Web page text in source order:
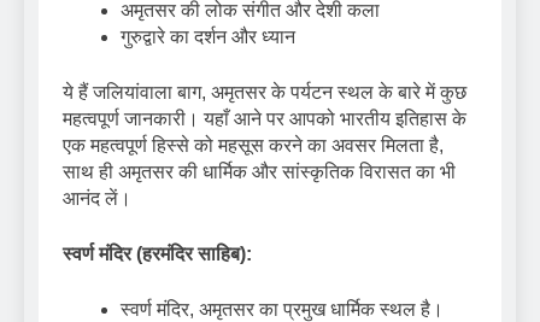
अमृतसर की लोक संगीत और देशी कला
गुरुद्वारे का दर्शन और ध्यान
ये हैं जलियांवाला बाग, अमृतसर के पर्यटन स्थल के बारे में कुछ
महत्वपूर्ण जानकारी। यहाँ आने पर आपको भारतीय इतिहास के
एक महत्वपूर्ण हिस्से को महसूस करने का अवसर मिलता है,
साथ ही अमृतसर की धार्मिक और सांस्कृतिक विरासत का भी
आनंद लें।
स्वर्ण मंदिर (हरमंदिर साहिब):
स्वर्ण मंदिर, अमृतसर का प्रमुख धार्मिक स्थल है।